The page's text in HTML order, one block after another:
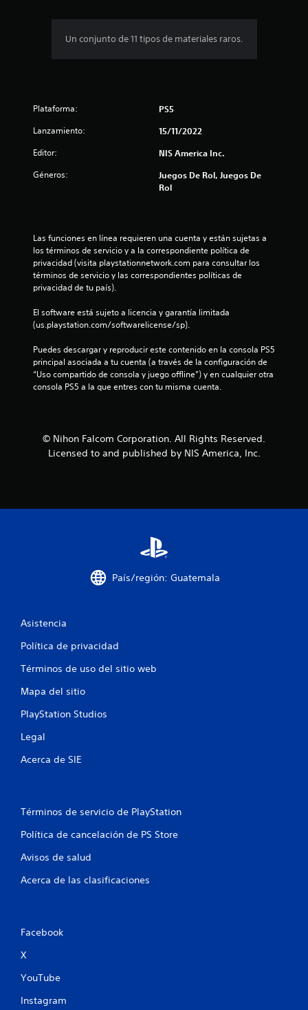
o
e
Un conjunto de 11 tipos de materiales raros.
Plataforma: PS5
Lanzamiento: 15/11/2022
Editor: NIS America Inc.
Géneros:
Juegos De Rol, Juegos De
Rol
Las funciones en línea requieren una cuenta y están sujetas a
los términos de servicio y a la correspondiente política de
privacidad (visita playstationnetwork.com para consultar los
términos de servicio y las correspondientes políticas de
privacidad de tu país).
El software está sujeto a licencia y garantía limitada
(us.playstation.com/softwarelicense/sp).
Puedes descargar y reproducir este contenido en la consola PS5
principal asociada a tu cuenta (a través de la configuración de
“Uso compartido de consola y juego offline”) y en cualquier otra
consola PS5 a la que entres con tu misma cuenta.
© Nihon Falcom Corporation. All Rights Reserved.
Licensed to and published by NIS America, Inc.
País/región: Guatemala
Asistencia
Política de privacidad
Términos de uso del sitio web
Mapa del sitio
PlayStation Studios
Legal
Acerca de SIE
Términos de servicio de PlayStation
Política de cancelación de PS Store
Avisos de salud
Acerca de las clasificaciones
Facebook
X
YouTube
Instagram